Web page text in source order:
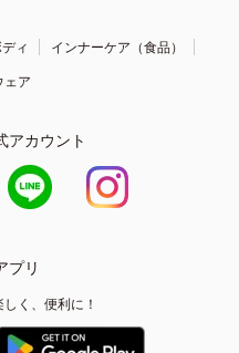
ィ
インナーケア（食品）
ェア
アカウント
プリ
く、便利に！